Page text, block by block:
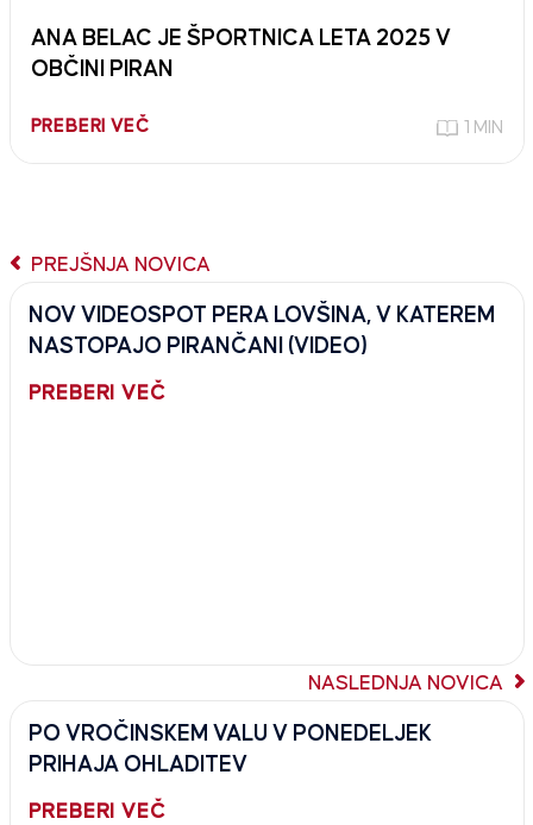
ANA BELAC JE ŠPORTNICA LETA 2025 V
OBČINI PIRAN
PREBERI VEČ 1 MIN
PREJŠNJA NOVICA
NOV VIDEOSPOT PERA LOVŠINA, V KATEREM
NASTOPAJO PIRANČANI (VIDEO)
PREBERI VEČ
NASLEDNJA NOVICA
PO VROČINSKEM VALU V PONEDELJEK
PRIHAJA OHLADITEV
PREBERI VEČ